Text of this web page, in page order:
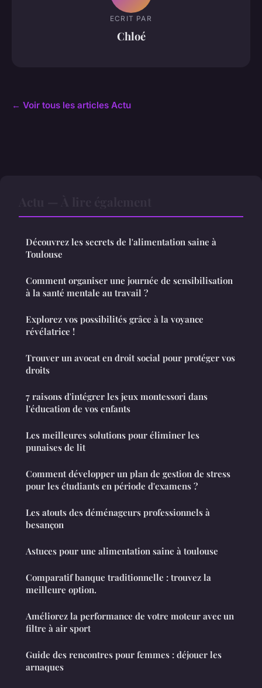
ECRIT PAR
Chloé
← Voir tous les articles Actu
Découvrez les secrets de l'alimentation saine à
Toulouse
Comment organiser une journée de sensibilisation
à la santé mentale au travail ?
Explorez vos possibilités grâce à la voyance
révélatrice !
Trouver un avocat en droit social pour protéger vos
droits
7 raisons d'intégrer les jeux montessori dans
l'éducation de vos enfants
Les meilleures solutions pour éliminer les
punaises de lit
Comment développer un plan de gestion de stress
pour les étudiants en période d'examens ?
Les atouts des déménageurs professionnels à
besançon
Astuces pour une alimentation saine à toulouse
Comparatif banque traditionnelle : trouvez la
meilleure option.
Améliorez la performance de votre moteur avec un
filtre à air sport
Guide des rencontres pour femmes : déjouer les
arnaques